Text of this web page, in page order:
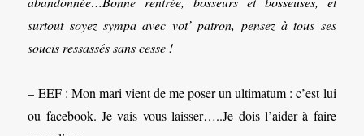
surtout soyez sympa avec vot’ patron, pensez à tous ses
soucis ressassés sans cesse !
– EEF : Mon mari vient de me poser un ultimatum : c’est lui
ou facebook. Je vais vous laisser…..Je dois l’aider à faire